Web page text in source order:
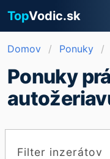
TopVodic.sk
Domov Ponuky
Ponuky
Filter inzerátov